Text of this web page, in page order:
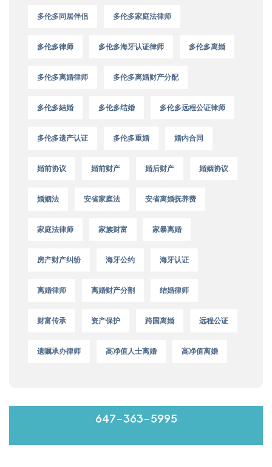
多伦多同居伴侣 多伦多家庭法律师
多伦多律师 多伦多海牙认证律师 多伦多离婚
多伦多离婚律师 多伦多离婚财产分配
多伦多結婚 多伦多结婚 多伦多远程公证律师
多伦多遗产认证 多伦多重婚 婚内合同
婚前协议 婚前财产 婚后财产 婚姻协议
婚姻法 安省家庭法 安省离婚抚养费
家庭法律师 家族财富 家暴离婚
房产财产纠纷 海牙公约 海牙认证
离婚律师 离婚财产分割 结婚律师
财富传承 资产保护 跨国离婚 远程公证
遗嘱承办律师 高净值人士离婚 高净值离婚
647-363-5995